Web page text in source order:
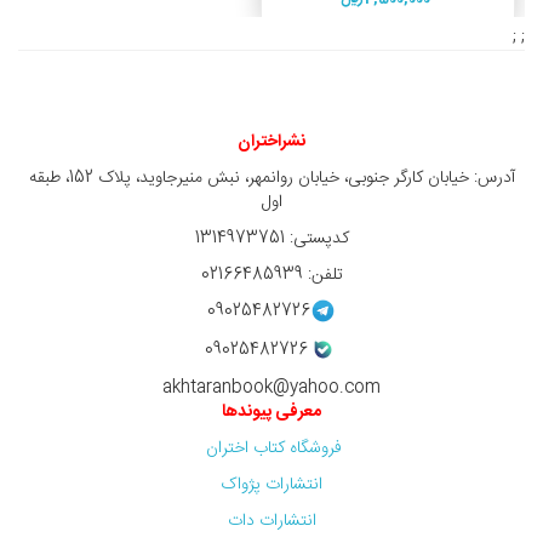
; ;
نشراختران
آدرس: خیابان کارگر جنوبی، خیابان روانمهر، نبش منیرجاوید، پلاک 152، طبقه
اول
کدپستی: 1314973751
تلفن: 02166485939
09025482726
09025482726
akhtaranbook@yahoo.com
معرفی پیوندها
فروشگاه کتاب اختران
انتشارات پژواک
انتشارات دات